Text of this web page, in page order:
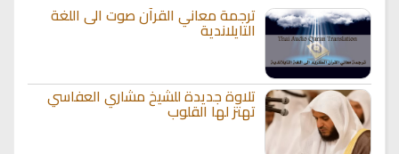
ترجمة معاني القرآن صوت الى اللغة
التايلاندية
تلاوة جديدة للشيخ مشاري العفاسي
تهتز لها القلوب